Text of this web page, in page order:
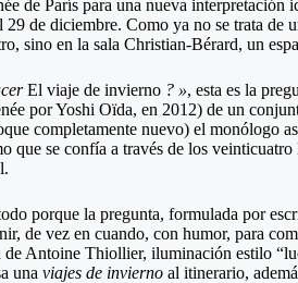
de París para una nueva
29 de diciembre. Como ya no se trata de
sino en la sala Christian-Bérard, un
El viaje de invierno? », esta es la
por Yoshi Oïda, en 2012) de un
completamente nuevo) el monólogo
que se confía a través de los
porque la pregunta, formulada por
de vez en cuando, con humor, para
de Antoine Thiollier, iluminación estilo
una viajes de inviernoal itinerario,